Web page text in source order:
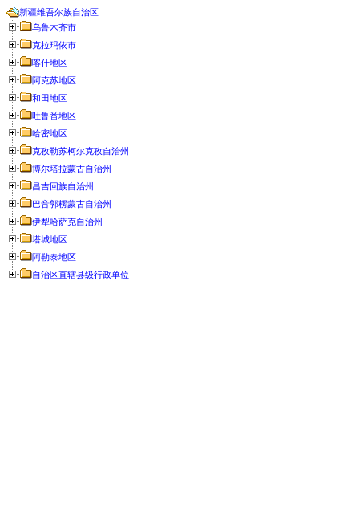
新疆维吾尔族自治区
乌鲁木齐市
克拉玛依市
喀什地区
阿克苏地区
和田地区
吐鲁番地区
哈密地区
克孜勒苏柯尔克孜自治州
博尔塔拉蒙古自治州
昌吉回族自治州
巴音郭楞蒙古自治州
伊犁哈萨克自治州
塔城地区
阿勒泰地区
自治区直辖县级行政单位